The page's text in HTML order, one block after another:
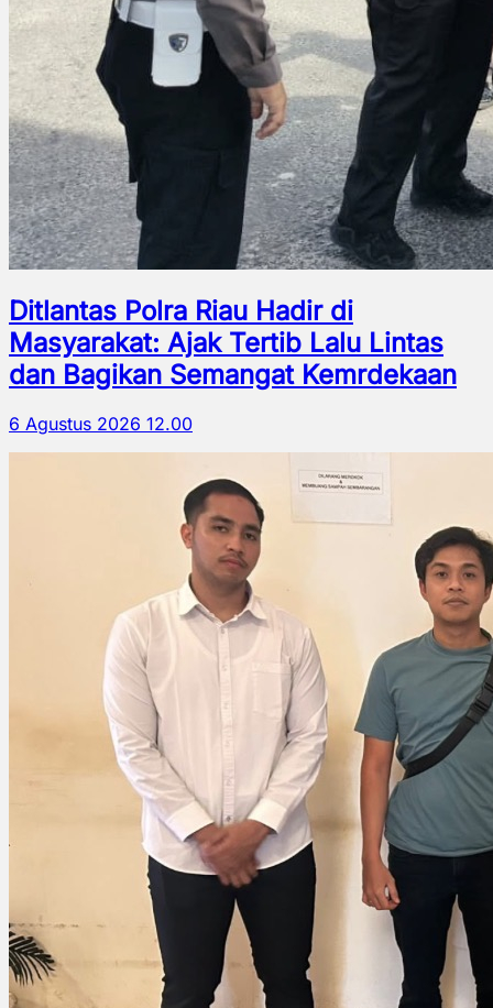
Ditlantas Polra Riau Hadir di
Masyarakat: Ajak Tertib Lalu Lintas
dan Bagikan Semangat Kemrdekaan
6 Agustus 2026 12.00